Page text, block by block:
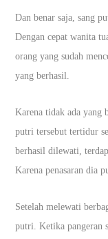
Dan benar saja, sang
Dengan cepat wanita
orang yang sudah
yang berhasil.
Karena tidak ada yang
putri tersebut tertidur
berhasil dilewati,
Karena penasaran dia
Setelah melewati
putri. Ketika pangeran